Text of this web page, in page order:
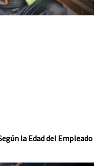
la Edad del Empleado